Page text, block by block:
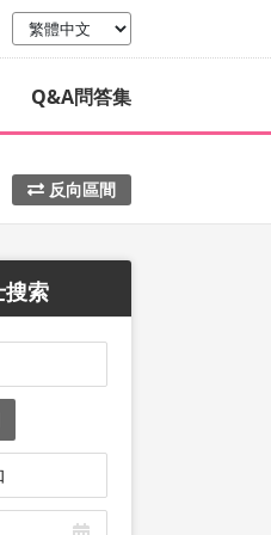
Q&A問答集
反向區間
搜索